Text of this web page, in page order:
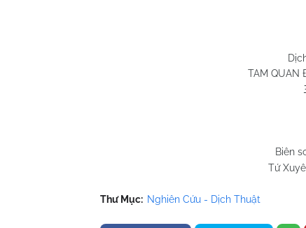
Huỳnh
Quy Nhơn
TAM QUAN
Biên
Tứ
Thư Mục: Nghiên Cứu - Dịch Thuật